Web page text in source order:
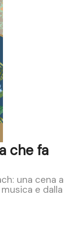
che fa
una cena a
e dalla